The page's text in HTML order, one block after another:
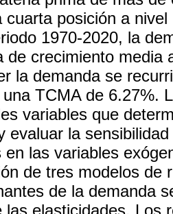
cuarta posición a
1970-2020, la
de crecimiento media
la demanda se
TCMA de 6.27%.
variables que
evaluar la
en las variables
de tres modelos de
de la demanda
las elasticidades. Los